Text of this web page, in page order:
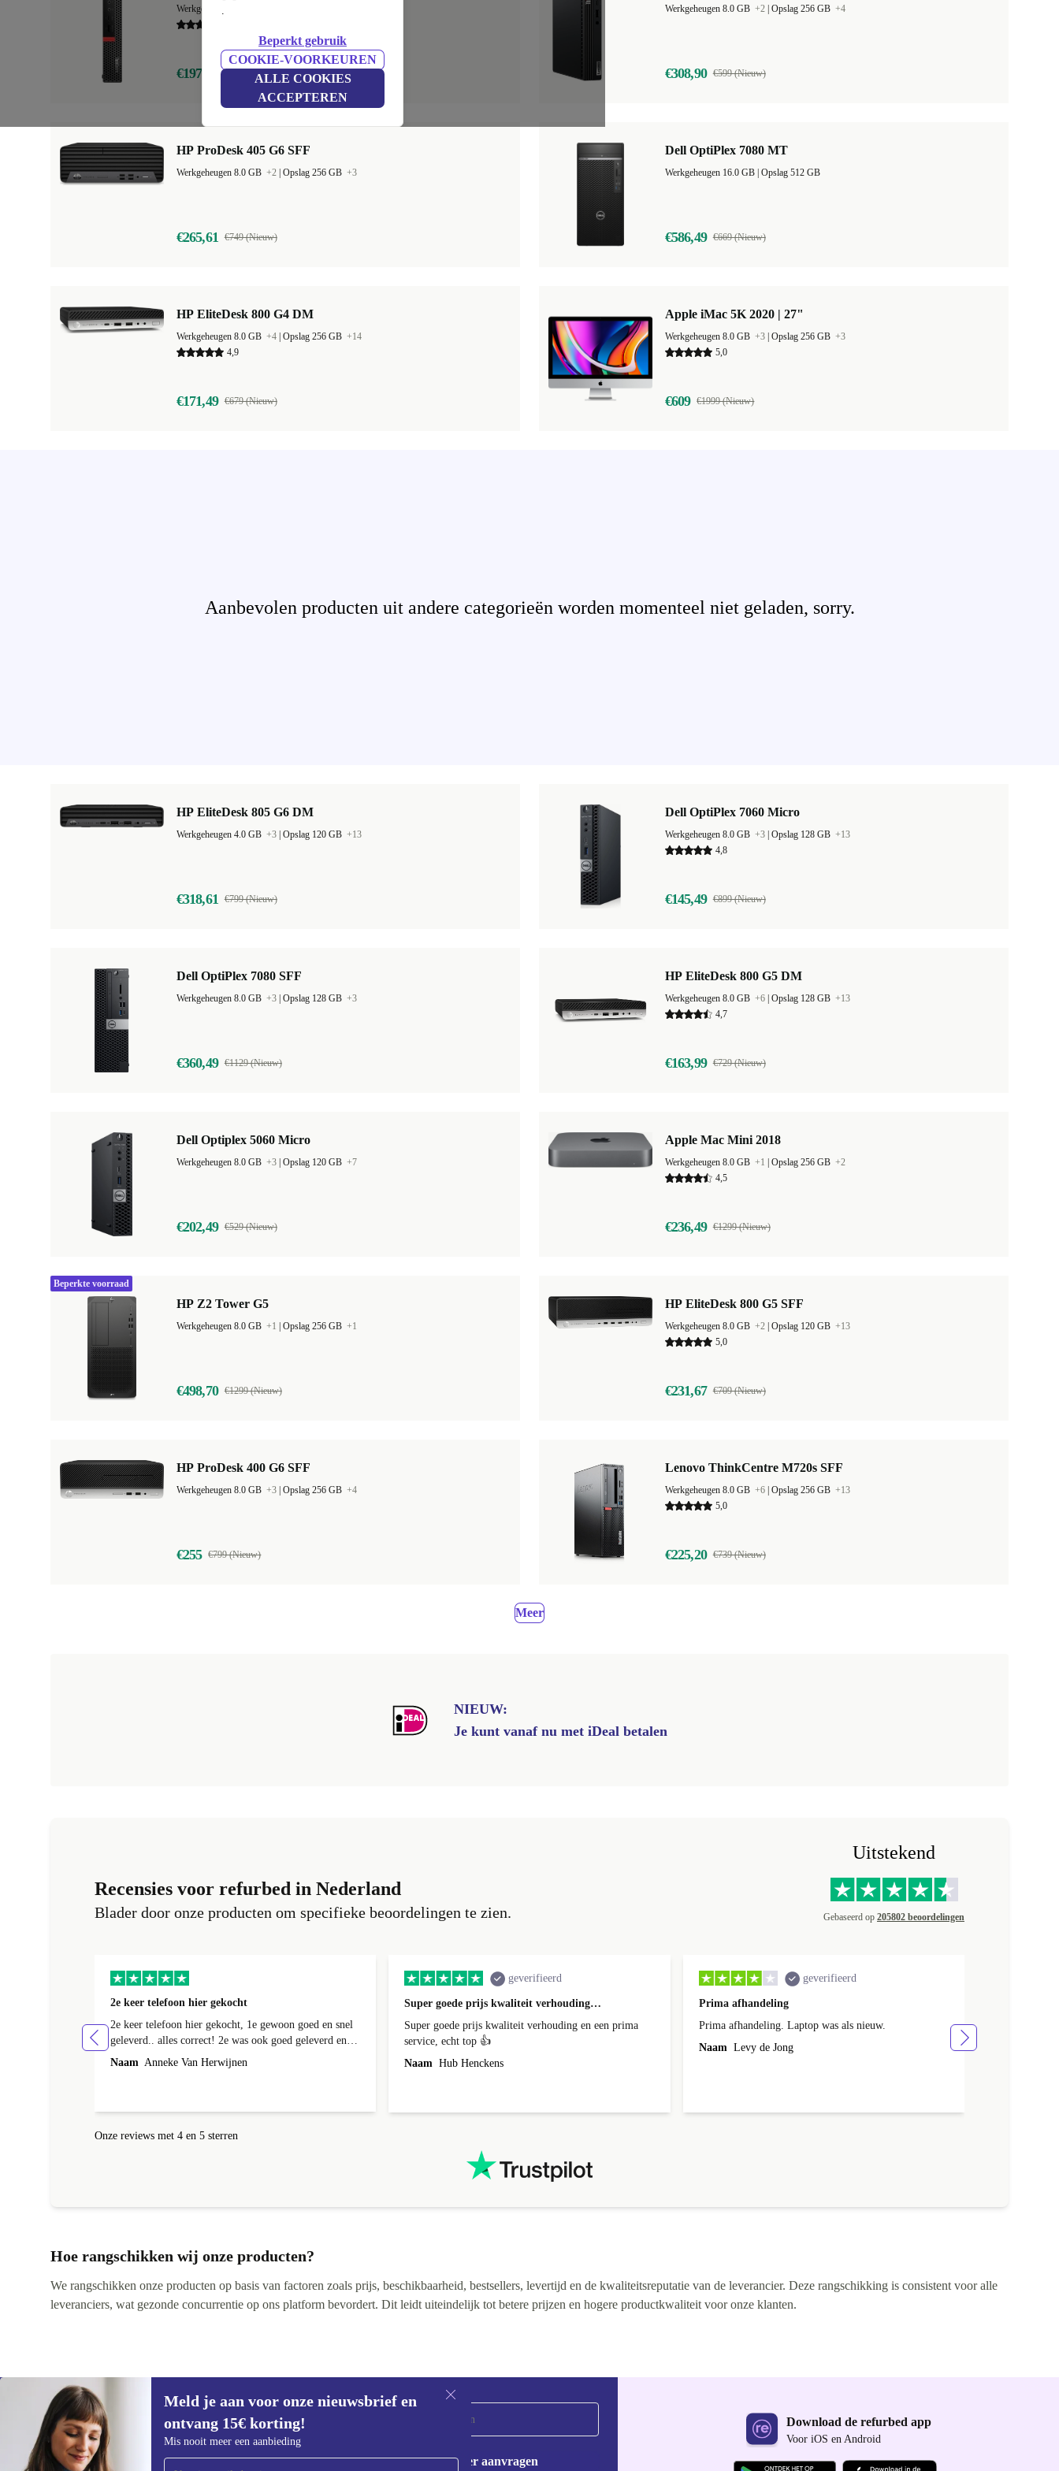
.
Beperkt gebruik
COOKIE-VOORKEUREN
ALLE COOKIES
ACCEPTEREN
Werkgeheugen 8.0 GB
€197,24 €709 (Nieuw)
Werkgeheugen 8.0 GB +2 Opslag 256 GB +4
€308,90 €599 (Nieuw)
HP ProDesk 405 G6 SFF
Werkgeheugen 8.0 GB +2 Opslag 256 GB +3
€265,61 €749 (Nieuw)
Dell OptiPlex 7080 MT
Opslag 512 GB
€586,49 €669 (Nieuw)
HP EliteDesk 800 G4 DM
Werkgeheugen 8.0 GB +4 Opslag 256 GB +14
4,9
€171,49 €679 (Nieuw)
Apple iMac 5K 2020 | 27"
Werkgeheugen 8.0 GB +3 Opslag 256 GB +3
5,0
€609 €1999 (Nieuw)
Aanbevolen producten uit andere categorieën worden momenteel niet geladen, sorry.
HP EliteDesk 805 G6 DM
Werkgeheugen 4.0 GB +3 Opslag 120 GB +13
€318,61 €799 (Nieuw)
Dell OptiPlex 7060 Micro
Werkgeheugen 8.0 GB +3 Opslag 128 GB +13
4,8
€145,49 €899 (Nieuw)
Dell OptiPlex 7080 SFF
Werkgeheugen 8.0 GB +3 Opslag 128 GB +3
€360,49 €1129 (Nieuw)
HP EliteDesk 800 G5 DM
Werkgeheugen 8.0 GB +6 Opslag 128 GB +13
4,7
€163,99 €729 (Nieuw)
Dell Optiplex 5060 Micro
Werkgeheugen 8.0 GB +3 Opslag 120 GB +7
€202,49 €529 (Nieuw)
Apple Mac Mini 2018
Werkgeheugen 8.0 GB +1 Opslag 256 GB +2
4,5
€236,49 €1299 (Nieuw)
HP Z2 Tower G5
Werkgeheugen 8.0 GB +1 Opslag 256 GB +1
€498,70 €1299 (Nieuw)
Beperkte voorraad
HP EliteDesk 800 G5 SFF
Werkgeheugen 8.0 GB +2 Opslag 120 GB +13
5,0
€231,67 €709 (Nieuw)
HP ProDesk 400 G6 SFF
Werkgeheugen 8.0 GB +3 Opslag 256 GB +4
€255 €799 (Nieuw)
Lenovo ThinkCentre M720s SFF
Werkgeheugen 8.0 GB +6 Opslag 256 GB +13
5,0
€225,20 €739 (Nieuw)
Meer
NIEUW:
Je kunt vanaf nu met iDeal betalen
Recensies voor refurbed in Nederland
Blader door onze producten om specifieke beoordelingen te zien.
Uitstekend
Gebaseerd op 205802 beoordelingen
2e keer telefoon hier gekocht
2e keer telefoon hier gekocht, 1e gewoon goed en snel
geleverd.. alles correct! 2e was ook goed geleverd en
alles erbij, 1e week bij foto's liep er een streep
doorheen! Kon ik terug sturen nadat ik contact heb
Naam Anneke Van Herwijnen
geverifieerd
Super goede prijs kwaliteit verhouding…
Super goede prijs kwaliteit verhouding en een prima
service, echt top 👍
Naam Hub Henckens
geverifieerd
Prima afhandeling
Prima afhandeling. Laptop was als nieuw.
Naam Levy de Jong
Onze reviews met 4 en 5 sterren
Hoe rangschikken wij onze producten?
We rangschikken onze producten op basis van factoren zoals prijs, beschikbaarheid, bestsellers, levertijd en de kwaliteitsreputatie van de leverancier. Deze rangschikking is consistent voor alle
leveranciers, wat gezonde concurrentie op ons platform bevordert. Dit leidt uiteindelijk tot betere prijzen en hogere productkwaliteit voor onze klanten.
Meld je aan voor onze nieuwsbrief en
ontvang 15€ korting!
Mis nooit meer een aanbieding
Meld je aan voor onze nieuwsbrief en
ontvang €15 korting!
Voucher aanvragen
Download de refurbed app
Voor iOS en Android